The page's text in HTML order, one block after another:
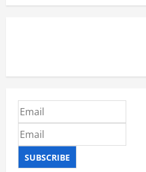
SUBSCRIBE